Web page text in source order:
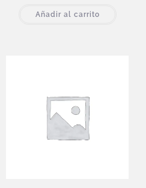
Añadir al carrito